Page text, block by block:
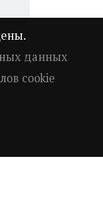
данных
cookie